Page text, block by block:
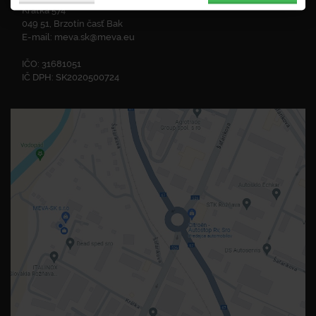
Krátka 574
049 51, Brzotín časť Bak
E-mail: meva.sk@meva.eu
IČO: 31681051
IČ DPH: SK2020500724